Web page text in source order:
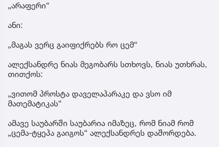
„არაფერი“
ანი:
„მაგას ვერც გაიფიქრებს რო ცემ“
ალექსანდრე ნიას მეგობარს სთხოვს, ნიას უთხრას,
თითქოს:
„ვითომ პროსტა დაველაპარაკე და ვსო იმ
მათემატიკას“
ამავე საუბარში საუბარია იმაზეც, რომ ნიამ რომ
„ცემა-ტყეპა გაიგოს“ ალექსანდრეს დაშორდება.